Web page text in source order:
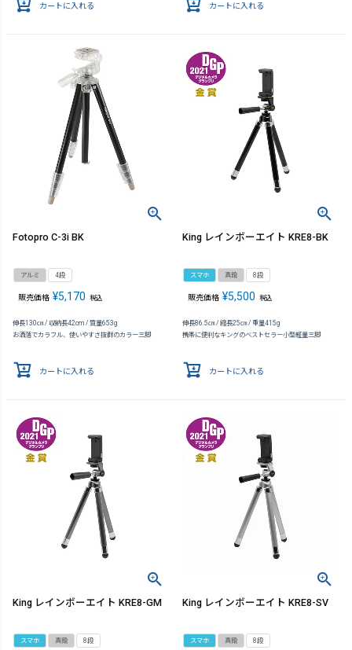
カートに入れる カートに入れる
Fotopro C-3i BK
アルミ 4段
販売価格 ¥5,170 税込
伸長130㎝ / 収納長42cm / 質量653g
お洒落でカラフル、使いやすさ抜群のカラー三脚
カートに入れる
King レインボーエイト KRE8-BK
スマホ 真鍮 8段
販売価格 ¥5,500 税込
伸長86.5㎝ / 縮長25㎝ / 重量415g
携帯に便利なキングのベストセラー小型軽量三脚
カートに入れる
King レインボーエイト KRE8-GM
スマホ 真鍮 8段
King レインボーエイト KRE8-SV
スマホ 真鍮 8段